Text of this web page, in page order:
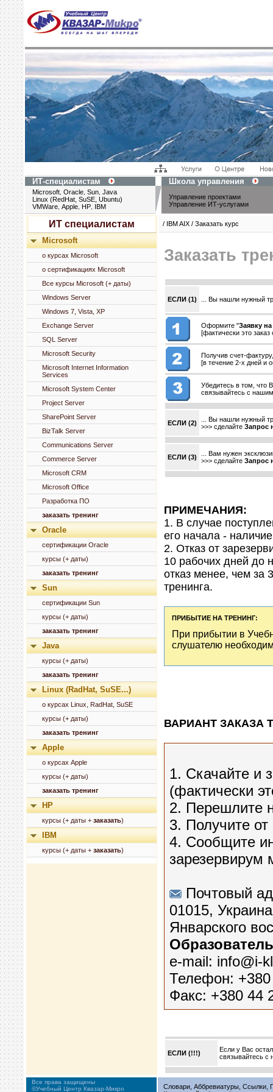
ИТ-специалистам Школа управления
Microsoft Oracle Sun Java
Linux (RedHat, SuSE, Ubuntu)
VMWare Apple HP IBM
Управление проектами
Управление ИТ-услугами
ИТ специалистам
Microsoft
о курсах Microsoft
о сертификациях Microsoft
Все курсы Microsoft (+ даты)
Windows Server
Windows 7, Vista, XP
Exchange Server
SQL Server
Microsoft Security
Microsoft Internet Information
Services
Microsoft System Center
Project Server
SharePoint Server
BizTalk Server
Communications Server
Commerce Server
Microsoft CRM
Microsoft Office
Разработка ПО
заказать тренинг
Oracle
сертификации Oracle
курсы (+ даты)
заказать тренинг
Sun
сертификации Sun
курсы (+ даты)
заказать тренинг
Java
курсы (+ даты)
заказать тренинг
Linux (RadHat, SuSE...)
о курсах Linux, RadHat, SuSE
курсы (+ даты)
заказать тренинг
Apple
о курсах Apple
курсы (+ даты)
заказать тренинг
HP
курсы (+ даты + заказать)
IBM
курсы (+ даты + заказать)
/ IBM AIX / Заказать курс
Заказать
ЕСЛИ (1) ... Вы нашли нужный
Оформите "Заявку
[фактически это
Получив счет-
[в течение 2-х дней и
Убедитесь в том, что
связывайтесь с
ЕСЛИ (2)
... Вы нашли нужный
>>> сделайте Запрос
ЕСЛИ (3)
... Вам нужен
>>> сделайте Запрос
ПРИМЕЧАНИЯ:
1. В случае
его начала -
2. Отказ от
10 рабочих дней до
отказ менее, чем за
тренинга.
ПРИБЫТИЕ НА ТРЕНИНГ:
При прибытии в
слушателю
ВАРИАНТ ЗАКАЗА
1. Скачайте и
(фактически
2. Перешлите
3. Получите
4. Сообщите
зарезервирум
Почтовый
01015,
Январского
e-mail: info@i-
Телефон:
Факс: +380 44
ЕСЛИ (!!!)
Если у Вас
связывайтесь
Все права защищены
©Учебный Центр Квазар-Микро
Словари, Аббревиатуры, Ссылки,